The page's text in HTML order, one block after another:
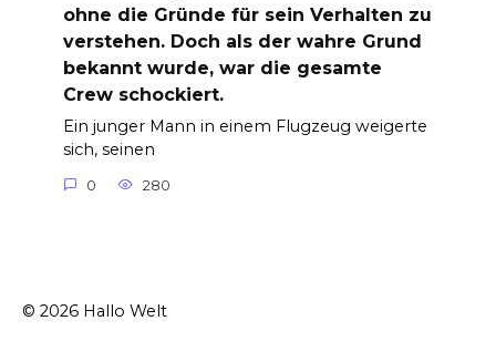
ohne die Gründe für sein Verhalten zu
verstehen. Doch als der wahre Grund
bekannt wurde, war die gesamte
Crew schockiert.
Ein junger Mann in einem Flugzeug weigerte
sich, seinen
0 280
© 2026 Hallo Welt